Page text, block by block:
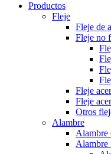
Productos
Fleje
Fleje de
Fleje no
Fleje
Fleje
Otros
Alambre
Alambre
Alambre